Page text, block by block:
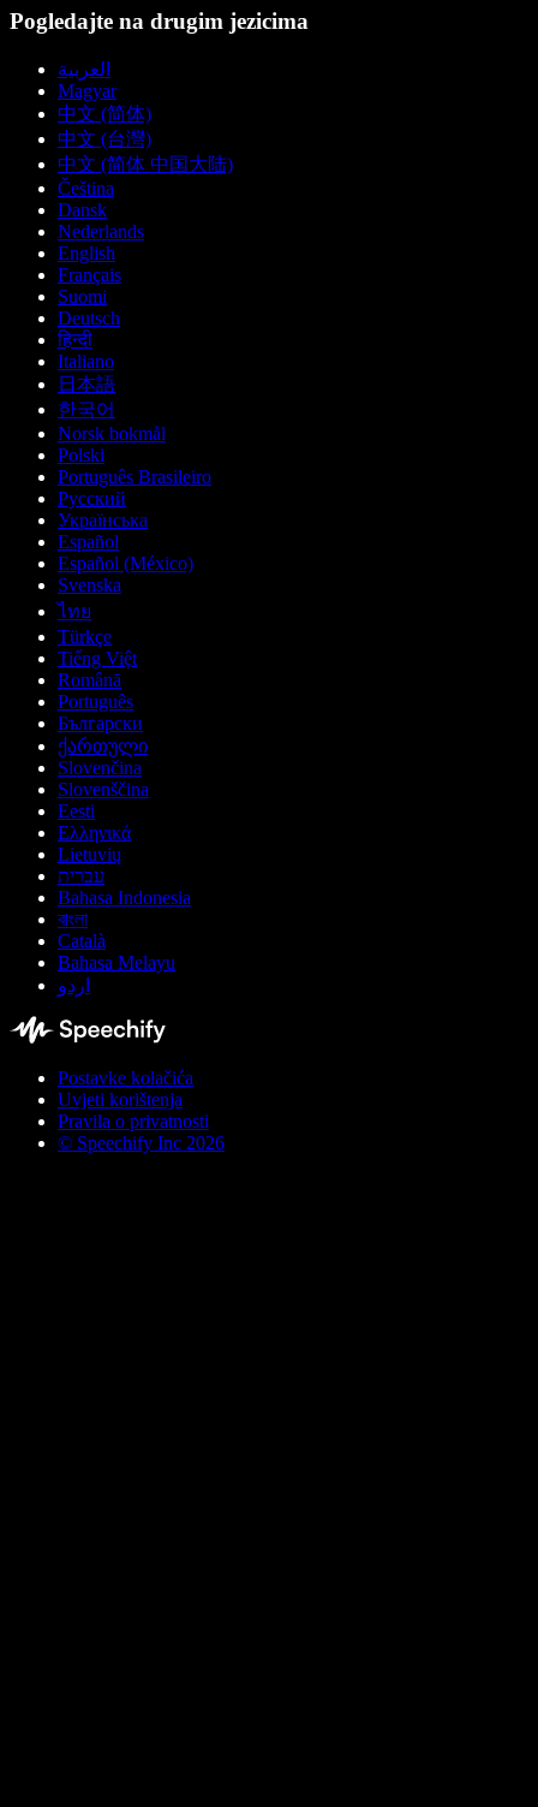
Pogledajte na drugim jezicima
العربية
Magyar
中文 (简体)
中文 (台灣)
中文 (简体 中国大陆)
Čeština
Dansk
Nederlands
English
Français
Suomi
Deutsch
हिन्दी
Italiano
日本語
한국어
Norsk bokmål
Polski
Português Brasileiro
Русский
Українська
Español
Español (México)
Svenska
ไทย
Türkçe
Tiếng Việt
Română
Português
Български
ქართული
Slovenčina
Slovenščina
Eesti
Ελληνικά
Lietuvių
עברית
Bahasa Indonesia
বাংলা
Català
Bahasa Melayu
اردو
Postavke kolačića
Uvjeti korištenja
Pravila o privatnosti
© Speechify Inc 2026